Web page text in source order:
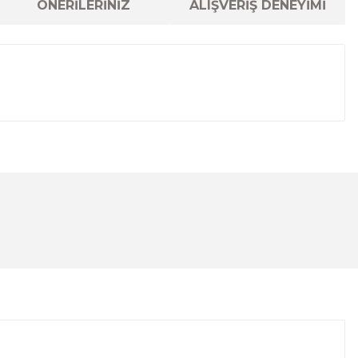
ÖNERİLERİNİZ ALIŞVERİŞ DENEYİMİ